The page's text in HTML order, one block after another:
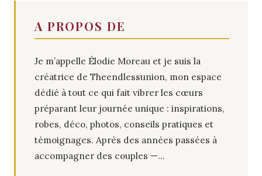
A PROPOS DE
Je m’appelle Élodie Moreau et je suis la
créatrice de Theendlessunion, mon espace
dédié à tout ce qui fait vibrer les cœurs
préparant leur journée unique : inspirations,
robes, déco, photos, conseils pratiques et
témoignages. Après des années passées à
accompagner des couples —...